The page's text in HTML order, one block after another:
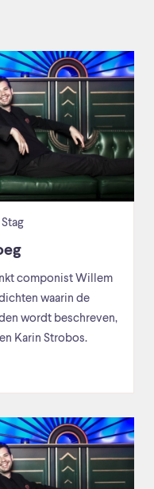
componist Willem
waarin de
wordt beschreven,
Karin Strobos.